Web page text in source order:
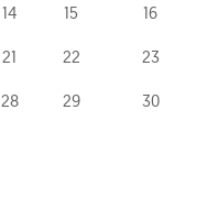
14 15 16
21 22 23
28 29 30